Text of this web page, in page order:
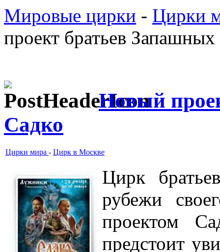
Мировые цирки - Цирки
проект братьев
Новый
Садко
Цирки мира - Цирк в Москве
Цирк
рубежи
проектом
предстоит